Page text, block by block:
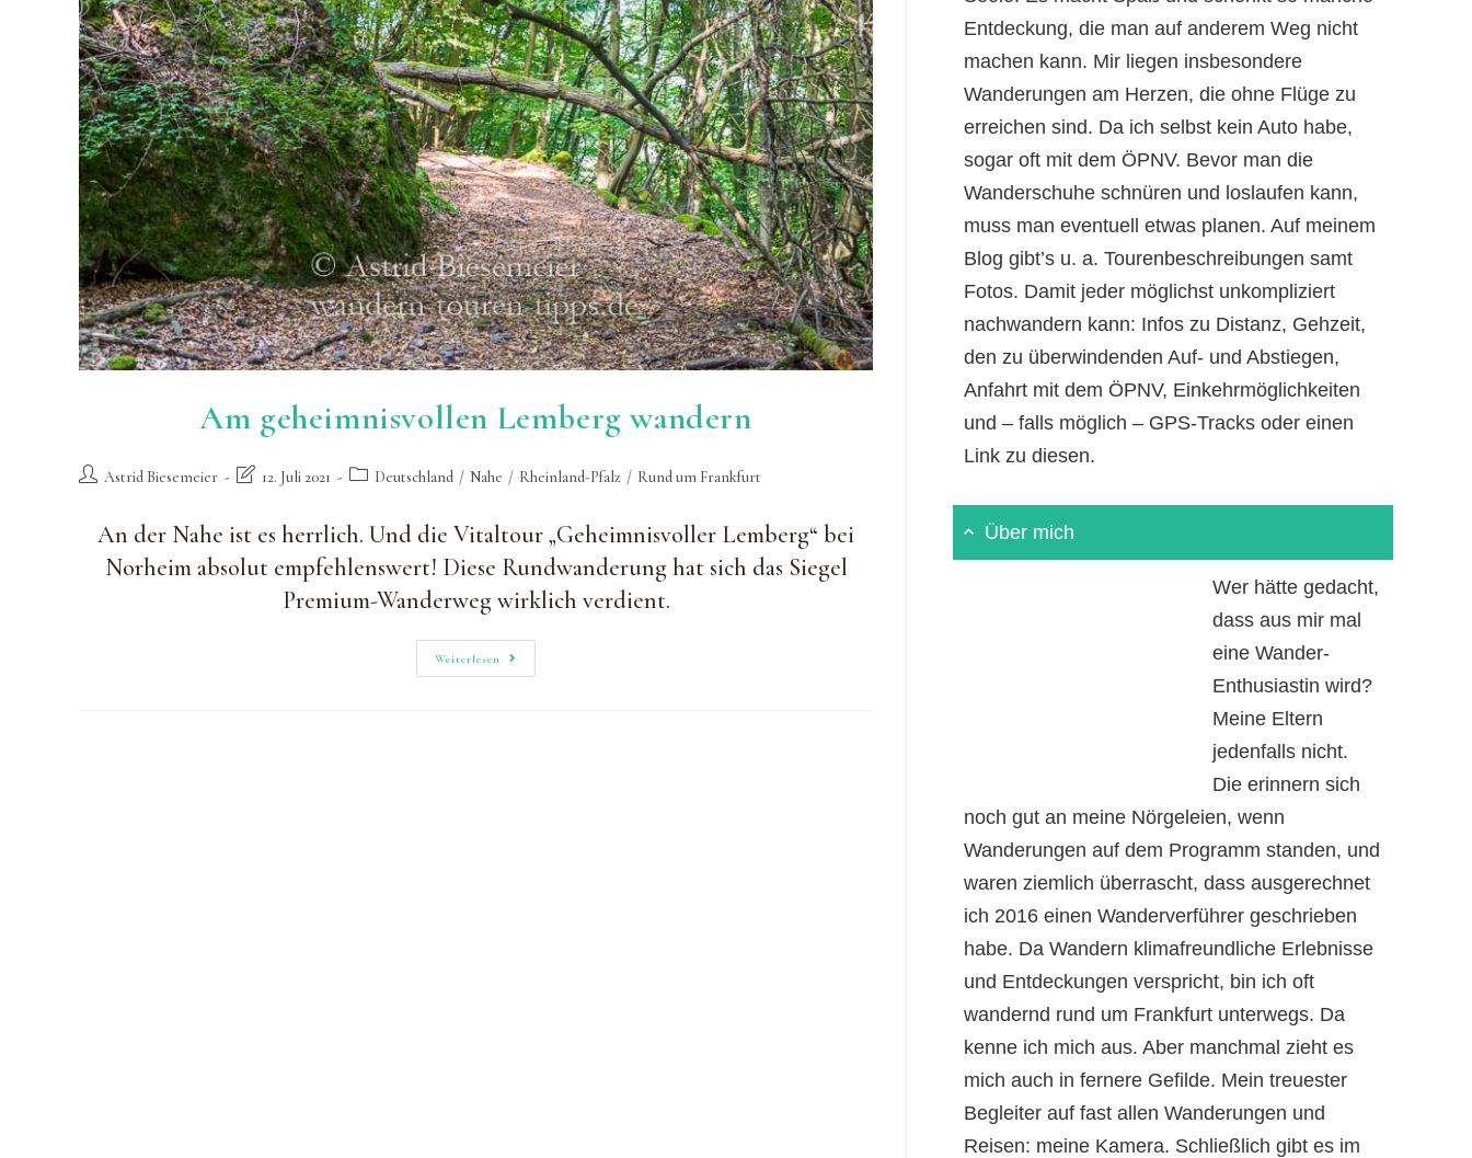
Am geheimnisvollen Lemberg wandern
Beitrags-Astrid Biesemeier
Beitrag
geändert
am:
12. Juli 2021
Beitrags-Deutschland / Nahe / Rheinland-Pfalz / Rund um Frankfurt
An der Nahe ist es herrlich. Und die Vitaltour „Geheimnisvoller Lemberg“ bei
Norheim absolut empfehlenswert! Diese Rundwanderung hat sich das Siegel
Premium-Wanderweg wirklich verdient.
Weiterlesen
Am
Geheimnisvollen
Entdeckung, die man auf anderem Weg nicht
machen kann. Mir liegen insbesondere
Wanderungen am Herzen, die ohne Flüge zu
erreichen sind. Da ich selbst kein Auto habe,
sogar oft mit dem ÖPNV. Bevor man die
Wanderschuhe schnüren und loslaufen kann,
muss man eventuell etwas planen. Auf meinem
Blog gibt’s u. a. Tourenbeschreibungen samt
Fotos. Damit jeder möglichst unkompliziert
nachwandern kann: Infos zu Distanz, Gehzeit,
den zu überwindenden Auf- und Abstiegen,
Anfahrt mit dem ÖPNV, Einkehrmöglichkeiten
und – falls möglich – GPS-Tracks oder einen
Link zu diesen.
Über mich
Wer hätte gedacht,
dass aus mir mal
eine Wander-
Enthusiastin wird?
Meine Eltern
jedenfalls nicht.
Die erinnern sich
noch gut an meine Nörgeleien, wenn
Wanderungen auf dem Programm standen, und
waren ziemlich überrascht, dass ausgerechnet
ich 2016 einen Wanderverführer geschrieben
habe. Da Wandern klimafreundliche Erlebnisse
und Entdeckungen verspricht, bin ich oft
wandernd rund um Frankfurt unterwegs. Da
kenne ich mich aus. Aber manchmal zieht es
mich auch in fernere Gefilde. Mein treuester
Begleiter auf fast allen Wanderungen und
Reisen: meine Kamera. Schließlich gibt es im